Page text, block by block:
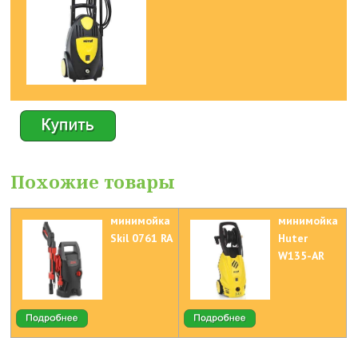
Похожие товары
минимойка
Skil 0761 RA
минимойка
Huter
W135-AR